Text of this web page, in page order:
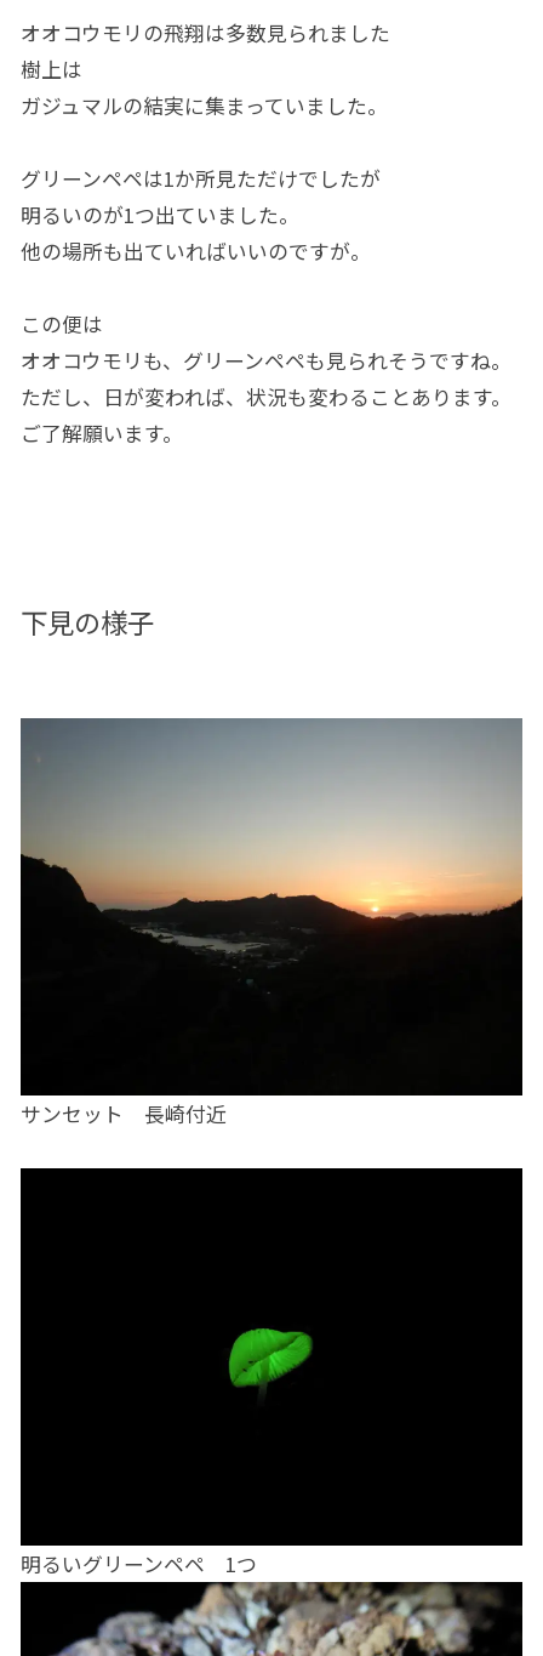
オオコウモリの飛翔は多数見られました
樹上は
ガジュマルの結実に集まっていました。
グリーンペペは1か所見ただけでしたが
明るいのが1つ出ていました。
他の場所も出ていればいいのですが。
この便は
オオコウモリも、グリーンペペも見られそうですね。
ただし、日が変われば、状況も変わることあります。
ご了解願います。
下見の様子
サンセット 長崎付近
明るいグリーンペペ 1つ